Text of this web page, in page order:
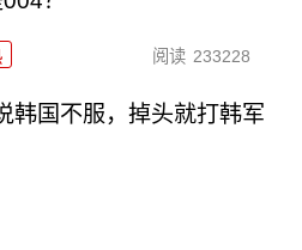
阅读 233228
韩国不服，掉头就打韩军